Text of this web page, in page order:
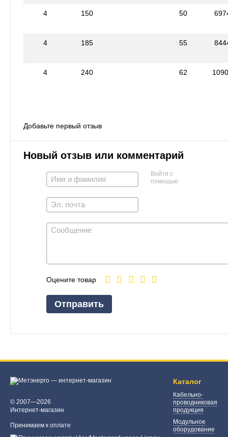
4 150 50
4 185 55
4 240 62
Добавьте первый отзыв
Новый отзыв или комментарий
Войти с
помощью
Оцените товар
Отправить
© 2007—2026
Интернет-магазин
Принимаем к оплате
Каталог
Кабельно-
проводниковая
продукция
Модульное
оборудование